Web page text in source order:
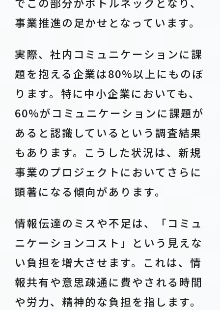
事業推進の足かせとなっています。
実際、社内コミュニケーションに課
題を抱える企業は80%以上にものぼ
ります。特に中小企業においても、
60%がコミュニケーションに課題が
あると認識しているという調査結果
もあります。こうした状況は、新規
事業のプロジェクトにおいてさらに
顕著になる傾向があります。
情報伝達のミスや不足は、「コミュ
ニケーションコスト」という見えな
い負担を増大させます。これは、情
報共有や意思疎通に費やされる時間
や労力、精神的な負担を指します。